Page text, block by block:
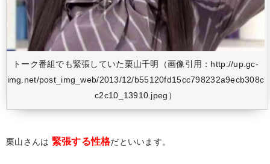
トーク番組でも緊張していた栗山千明（画像引用：http://up.gc-
img.net/post_img_web/2013/12/b55120fd15cc798232a9ecb308c
c2c10_13910.jpeg）
栗山さんは 緊張する性格だといいます。